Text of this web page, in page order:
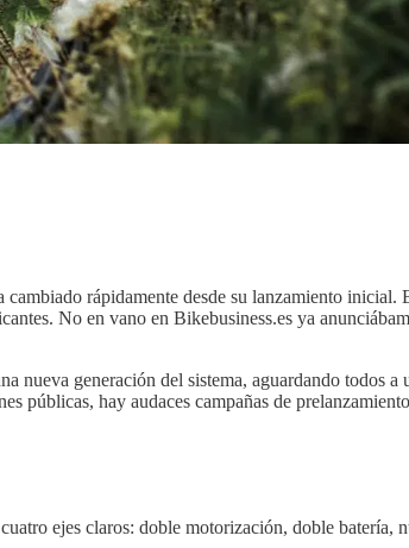
rápidamente desde su lanzamiento inicial.
No en vano en Bikebusiness.es ya
nueva generación del sistema, aguardando todos a
públicas, hay audaces campañas de
ejes claros: doble motorización, doble batería,